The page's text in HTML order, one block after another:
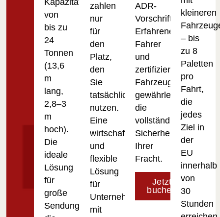
von
bis zu
24
Tonnen
(13,6
m
lang,
2,8–3
m
hoch).
Die
ideale
Lösung
für
große
Sendungen,
zahlen
nur
für
den
Platz,
den
Sie
tatsächlich
nutzen.
Eine
wirtschaftliche
und
flexible
Lösung
für
Unternehmen
mit
ADR-
Vorschriften.
Erfahrene
Fahrer
und
zertifizierte
Fahrzeuge
gewährleisten
die
vollständige
Sicherheit
Ihrer
Fracht.
Jetzt
buchen
kleineren
– bis
zu 8
Paletten
pro
Fahrt,
die
jedes
Ziel in
der
EU
innerhalb
von
30
Stunden